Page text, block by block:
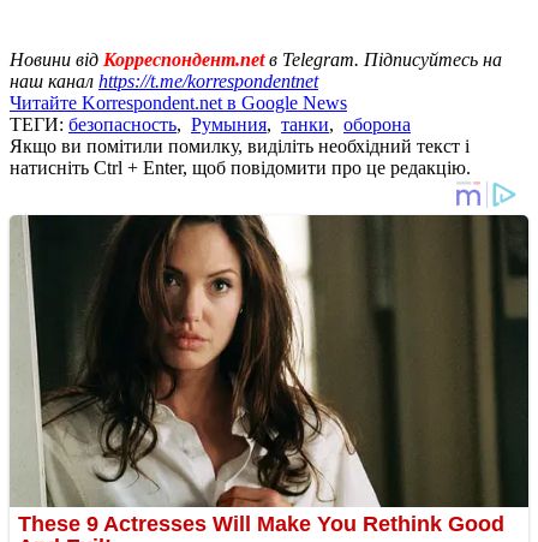
Новини від Корреспондент.netв Telegram. Підписуйтесь на
наш канал https://t.me/korrespondentnet
Читайте Korrespondent.net в Google News
ТЕГИ: безопасность, Румыния, танки, оборона
Якщо ви помітили помилку, виділіть необхідний текст і
натисніть Ctrl + Enter, щоб повідомити про це редакцію.